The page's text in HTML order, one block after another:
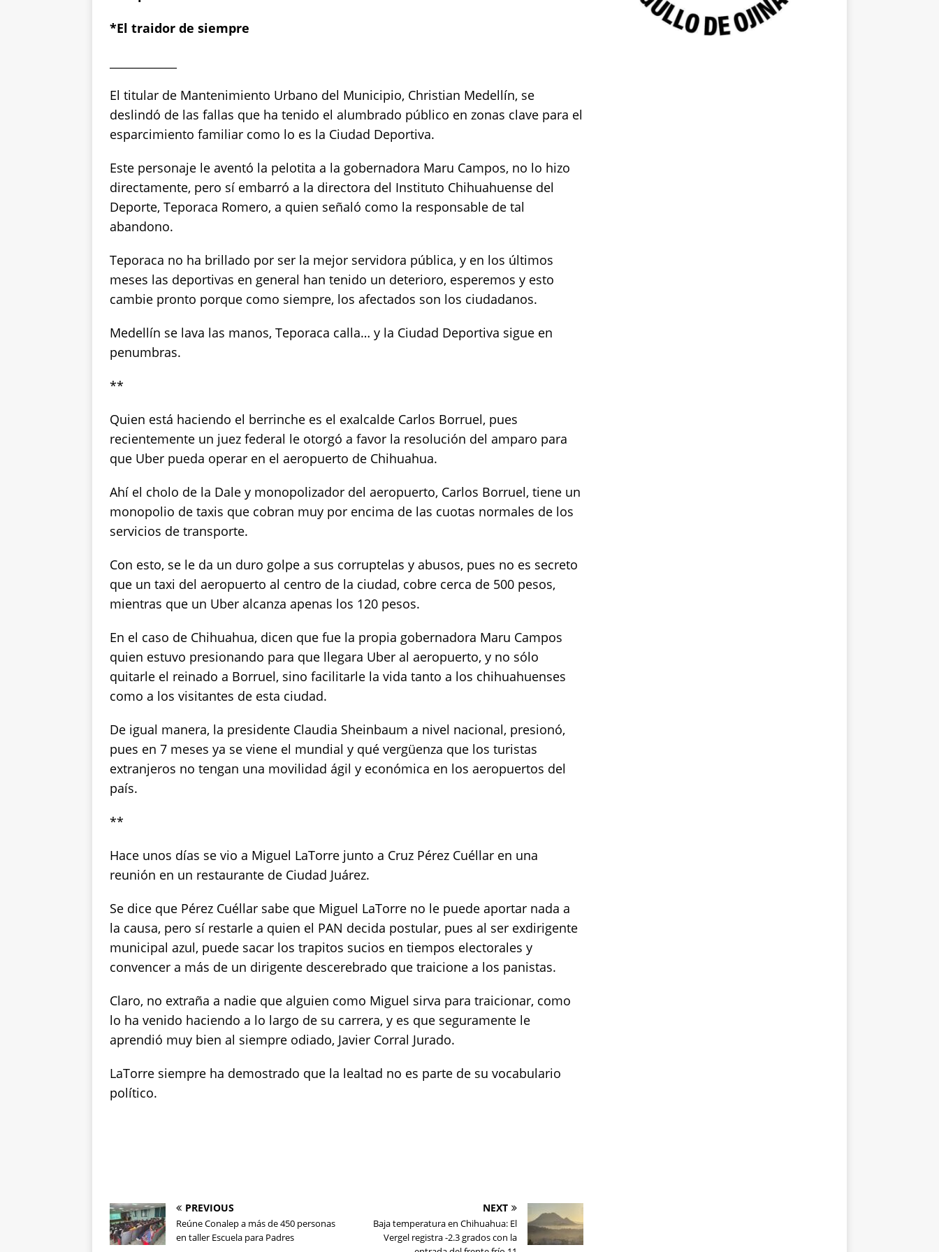
*El traidor de siempre
El titular de Mantenimiento Urbano del Municipio, Christian Medellín, se
deslindó de las fallas que ha tenido el alumbrado público en zonas clave para el
esparcimiento familiar como lo es la Ciudad Deportiva.
Este personaje le aventó la pelotita a la gobernadora Maru Campos, no lo hizo
directamente, pero sí embarró a la directora del Instituto Chihuahuense del
Deporte, Teporaca Romero, a quien señaló como la responsable de tal
abandono.
Teporaca no ha brillado por ser la mejor servidora pública, y en los últimos
meses las deportivas en general han tenido un deterioro, esperemos y esto
cambie pronto porque como siempre, los afectados son los ciudadanos.
Medellín se lava las manos, Teporaca calla… y la Ciudad Deportiva sigue en
penumbras.
**
Quien está haciendo el berrinche es el exalcalde Carlos Borruel, pues
recientemente un juez federal le otorgó a favor la resolución del amparo para
que Uber pueda operar en el aeropuerto de Chihuahua.
Ahí el cholo de la Dale y monopolizador del aeropuerto, Carlos Borruel, tiene un
monopolio de taxis que cobran muy por encima de las cuotas normales de los
servicios de transporte.
Con esto, se le da un duro golpe a sus corruptelas y abusos, pues no es secreto
que un taxi del aeropuerto al centro de la ciudad, cobre cerca de 500 pesos,
mientras que un Uber alcanza apenas los 120 pesos.
En el caso de Chihuahua, dicen que fue la propia gobernadora Maru Campos
quien estuvo presionando para que llegara Uber al aeropuerto, y no sólo
quitarle el reinado a Borruel, sino facilitarle la vida tanto a los chihuahuenses
como a los visitantes de esta ciudad.
De igual manera, la presidente Claudia Sheinbaum a nivel nacional, presionó,
pues en 7 meses ya se viene el mundial y qué vergüenza que los turistas
extranjeros no tengan una movilidad ágil y económica en los aeropuertos del
país.
**
Hace unos días se vio a Miguel LaTorre junto a Cruz Pérez Cuéllar en una
reunión en un restaurante de Ciudad Juárez.
Se dice que Pérez Cuéllar sabe que Miguel LaTorre no le puede aportar nada a
la causa, pero sí restarle a quien el PAN decida postular, pues al ser exdirigente
municipal azul, puede sacar los trapitos sucios en tiempos electorales y
convencer a más de un dirigente descerebrado que traicione a los panistas.
Claro, no extraña a nadie que alguien como Miguel sirva para traicionar, como
lo ha venido haciendo a lo largo de su carrera, y es que seguramente le
aprendió muy bien al siempre odiado, Javier Corral Jurado.
LaTorre siempre ha demostrado que la lealtad no es parte de su vocabulario
político.
PREVIOUS
Reúne Conalep a más de 450 personas
en taller Escuela para Padres
NEXT
Baja temperatura en Chihuahua: El
Vergel registra -2.3 grados con la